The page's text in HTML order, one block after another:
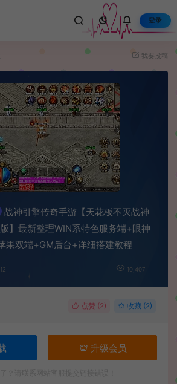
登录
我要投稿
战神引擎传奇手游【天花板不灭战神
】最新整理WIN系特色服务端+眼神
果双端+GM后台+详细搭建教程
10,407
点赞 (2) 收藏 (2)
升级会员